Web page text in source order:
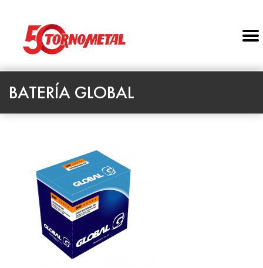
BATERÍA GLOBAL